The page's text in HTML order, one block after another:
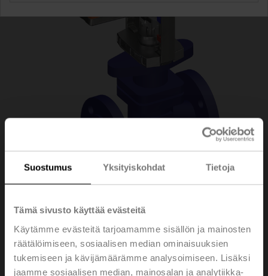
Suostumus Yksityiskohdat Tietoja
Tämä sivusto käyttää evästeitä
Käytämme evästeitä tarjoamamme sisällön ja mainosten
räätälöimiseen, sosiaalisen median ominaisuuksien
tukemiseen ja kävijämäärämme analysoimiseen. Lisäksi
jaamme sosiaalisen median, mainosalan ja analytiikka-
H6020X6P3-
S2/LVC24A-MP-TPC